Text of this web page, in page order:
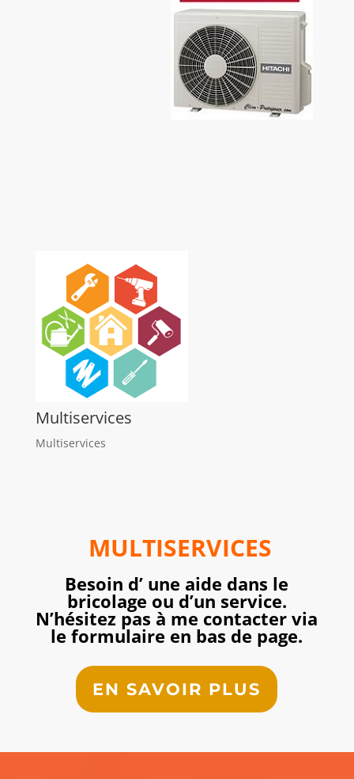
Multiservices
Multiservices
MULTISERVICES
Besoin d’ une aide dans le
bricolage ou d’un service.
N’hésitez pas à me contacter via
le formulaire en bas de page.
EN SAVOIR PLUS